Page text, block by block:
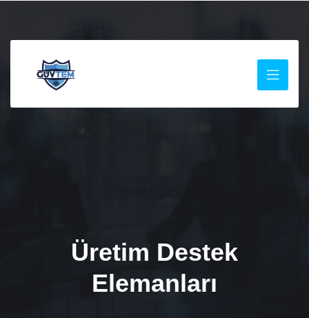
Üretim Destek
Elemanları